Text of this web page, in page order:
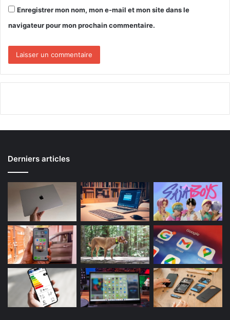
Enregistrer mon nom, mon e-mail et mon site dans le
navigateur pour mon prochain commentaire.
Derniers articles